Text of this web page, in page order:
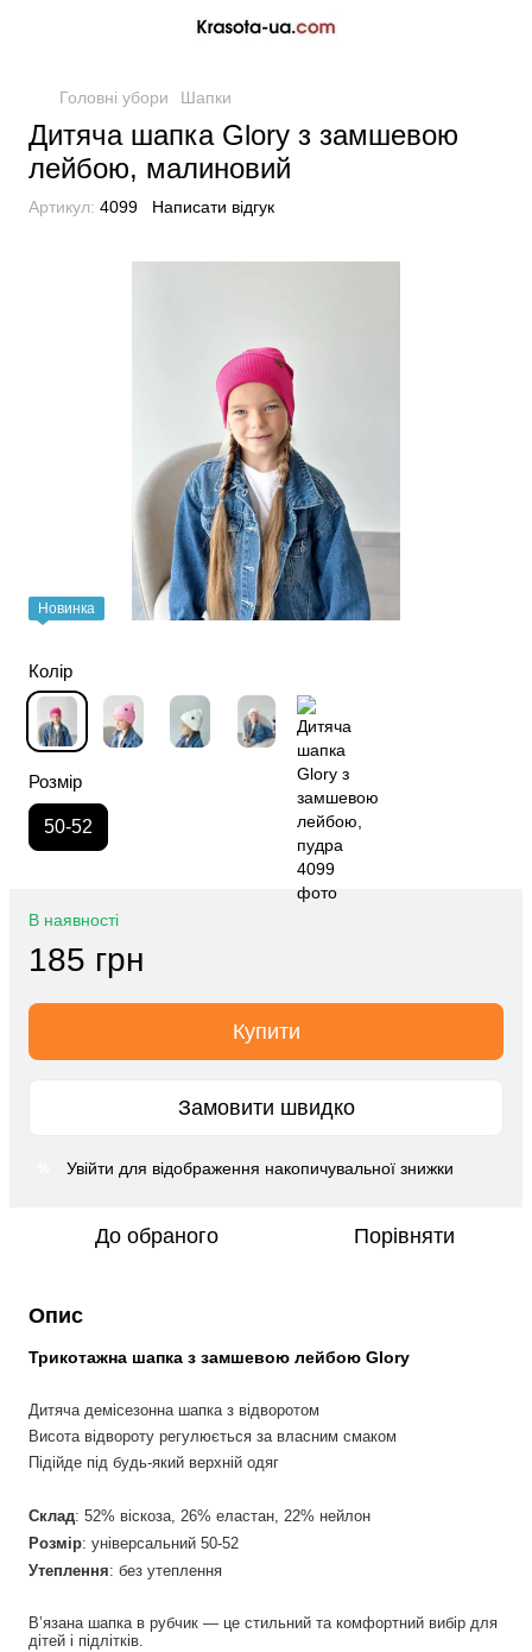
Головні убори Шапки
Дитяча шапка Glory з замшевою
лейбою, малиновий
Артикул: 4099 Написати відгук
Новинка
Колір
Розмір
50-52
В наявності
185 грн
Купити
Замовити швидко
Увійти для відображення накопичувальної знижки
До обраного Порівняти
Опис
Трикотажна шапка з замшевою лейбою Glory
Дитяча демісезонна шапка з відворотом
Висота відвороту регулюється за власним смаком
Підійде під будь-який верхній одяг
Склад: 52% віскоза, 26% еластан, 22% нейлон
Розмір: універсальний 50-52
Утеплення: без утеплення
В’язана шапка в рубчик — це стильний та комфортний вибір для
дітей і підлітків.